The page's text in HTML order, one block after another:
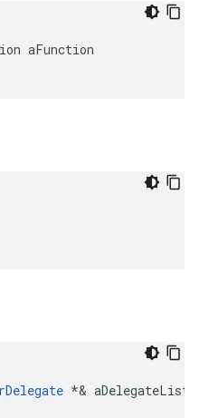
aFunction
*& aDelegateList